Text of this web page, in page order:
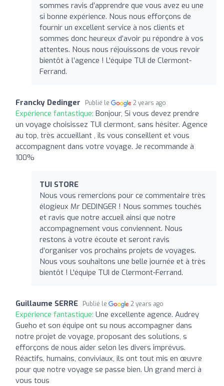
sommes ravis d’apprendre que vous avez eu une
si bonne expérience. Nous nous efforçons de
fournir un excellent service à nos clients et
sommes donc heureux d’avoir pu répondre à vos
attentes. Nous nous réjouissons de vous revoir
bientôt à l’agence ! L'équipe TUI de Clermont-
Ferrand.
Francky Dedinger Publié le 2 years ago
Expérience fantastique: Bonjour, Si vous devez prendre
un voyage choisissez TUI clermont, sans hésiter. Agence
au top, très accueillant , ils vous conseillent et vous
accompagnent dans votre voyage. Je recommande à
100%
TUI STORE
Nous vous remercions pour ce commentaire très
élogieux Mr DEDINGER ! Nous sommes touchés
et ravis que notre accueil ainsi que notre
accompagnement vous conviennent. Nous
restons à votre écoute et seront ravis
d’organiser vos prochains projets de voyages.
Nous vous souhaitons une belle journée et à très
bientôt ! L'équipe TUI de Clermont-Ferrand.
Guillaume SERRE Publié le 2 years ago
Expérience fantastique: Une excellente agence. Audrey
Gueho et son équipe ont su nous accompagner dans
notre projet de voyage, proposant des solutions, s
efforçons de nous aider selon les divers imprévus.
Réactifs, humains, conviviaux, ils ont tout mis en œuvre
pour que notre voyage se passe bien. Un grand merci à
vous tous